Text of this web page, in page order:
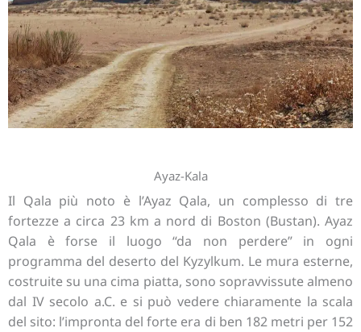
Ayaz-Kala
Il Qala più noto è l’Ayaz Qala, un complesso di tre
fortezze a circa 23 km a nord di Boston (Bustan). Ayaz
Qala è forse il luogo “da non perdere” in ogni
programma del deserto del Kyzylkum. Le mura esterne,
costruite su una cima piatta, sono sopravvissute almeno
dal IV secolo a.C. e si può vedere chiaramente la scala
del sito: l’impronta del forte era di ben 182 metri per 152